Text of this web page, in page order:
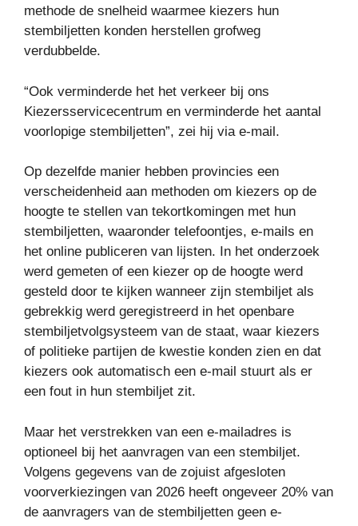
methode de snelheid waarmee kiezers hun
stembiljetten konden herstellen grofweg
verdubbelde.
“Ook verminderde het het verkeer bij ons
Kiezersservicecentrum en verminderde het aantal
voorlopige stembiljetten”, zei hij via e-mail.
Op dezelfde manier hebben provincies een
verscheidenheid aan methoden om kiezers op de
hoogte te stellen van tekortkomingen met hun
stembiljetten, waaronder telefoontjes, e-mails en
het online publiceren van lijsten. In het onderzoek
werd gemeten of een kiezer op de hoogte werd
gesteld door te kijken wanneer zijn stembiljet als
gebrekkig werd geregistreerd in het openbare
stembiljetvolgsysteem van de staat, waar kiezers
of politieke partijen de kwestie konden zien en dat
kiezers ook automatisch een e-mail stuurt als er
een fout in hun stembiljet zit.
Maar het verstrekken van een e-mailadres is
optioneel bij het aanvragen van een stembiljet.
Volgens gegevens van de zojuist afgesloten
voorverkiezingen van 2026 heeft ongeveer 20% van
de aanvragers van de stembiljetten geen e-